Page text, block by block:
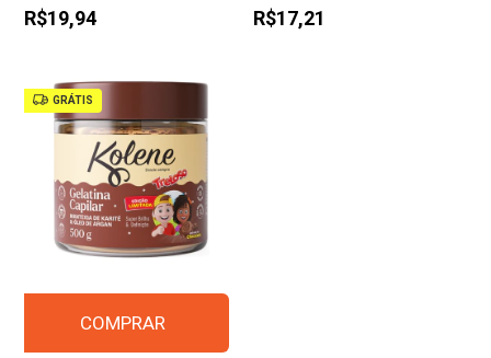
R$19,94 R$17,21
GRÁTIS